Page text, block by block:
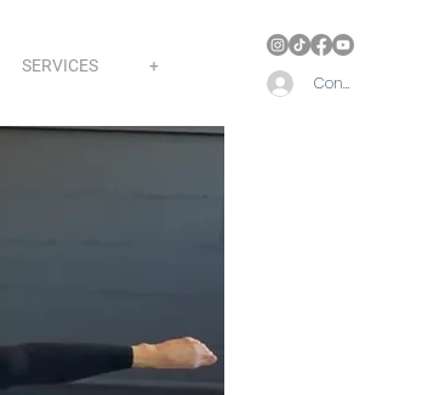
SERVICES +
Connect